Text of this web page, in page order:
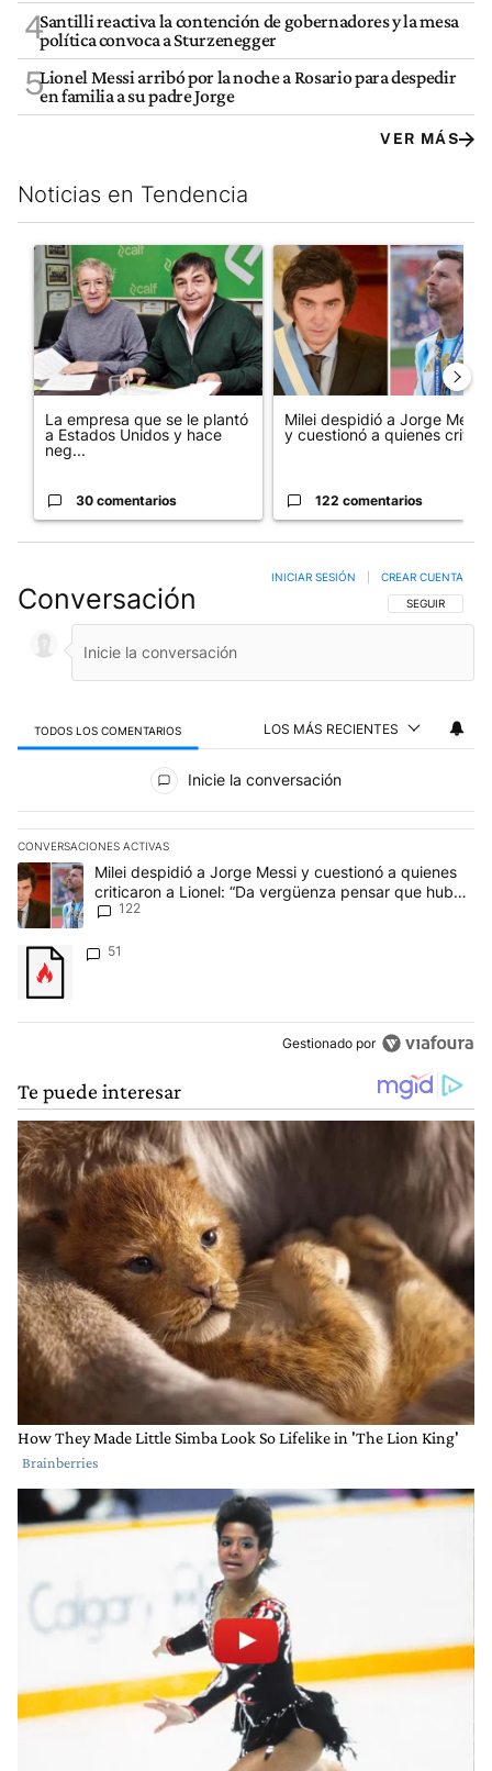
4Santilli reactiva la contención de gobernadores y la mesa
política convoca a Sturzenegger
5Lionel Messi arribó por la noche a Rosario para despedir
en familia a su padre Jorge
VER MÁS
Noticias en Tendencia
Este listado muestra los artículos con más comentarios en los
Un artículo de tendencia con el título "La empresa que se le
La empresa que se le plantó
a Estados Unidos y hace
neg...
30 comentarios
Un artículo de tendencia con
Milei despidió a Jorge Messi
y cuestionó a quienes crit...
122 comentarios
Conversación SIGA ESTA
SEGUIR
INICIAR SESIÓN CREAR CUENTA
TODOS LOS COMENTARIOS LOS MÁS RECIENTES
Inicie la conversación
CONVERSACIONES ACTIVAS
Este listado muestra los artículos con más comentarios en los
Un artículo de tendencia con el título "Milei despidió a Jorge
Milei despidió a Jorge Messi y cuestionó a quienes
criticaron a Lionel: “Da vergüenza pensar que hubo
anti-Messi”
122
Un artículo de tendencia con el título "" con 51 comentarios.
51
Gestionado por